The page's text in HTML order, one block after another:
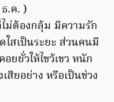
.ค. )
ม่ต้องกลุ้ม มีความรัก
สเป็นระยะ ส่วนคนมี
ยยั่วให้ไขว้เขว หนัก
สียอย่าง หรือเป็นช่วง